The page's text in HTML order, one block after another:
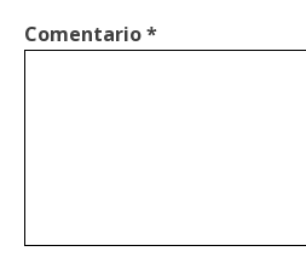
Comentario*